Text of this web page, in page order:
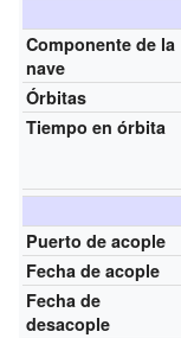
Componente de la
nave
Órbitas
Tiempo en órbita
Puerto de acople
Fecha de acople
Fecha de
desacople